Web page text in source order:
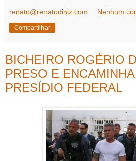
renato@renatodiniz.com Nenhum
Compartilhar
BICHEIRO ROGÉRIO
PRESO E
PRESÍDIO FEDERAL